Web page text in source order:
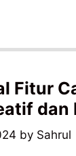
Fitur
dan
by Sahrul